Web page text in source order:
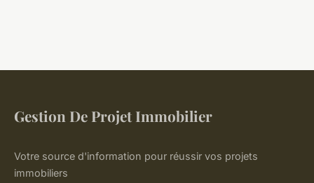
Gestion De Projet Immobilier
Votre source d'information pour réussir vos projets
immobiliers